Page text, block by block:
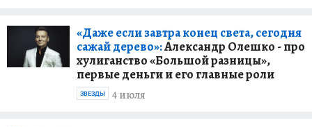
«Даже если завтра конец света, сегодня
сажай дерево»:Александр Олешко - про
хулиганство «Большой разницы»,
первые деньги и его главные роли
4 июля
ЗВЕЗДЫ